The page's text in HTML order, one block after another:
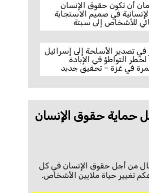
أن تكون حقوق الإنسان
في صميم الاستجابة
للأشخاص إلى سبتة
في تصدير الأسلحة إلى إسرائيل
التواطؤ في الإبادة
في غزة – تحقيق جديد
حماية حقوق الإنسان
من أجل حقوق الإنسان في كل
تغيير حياة ملايين الأشخاص.